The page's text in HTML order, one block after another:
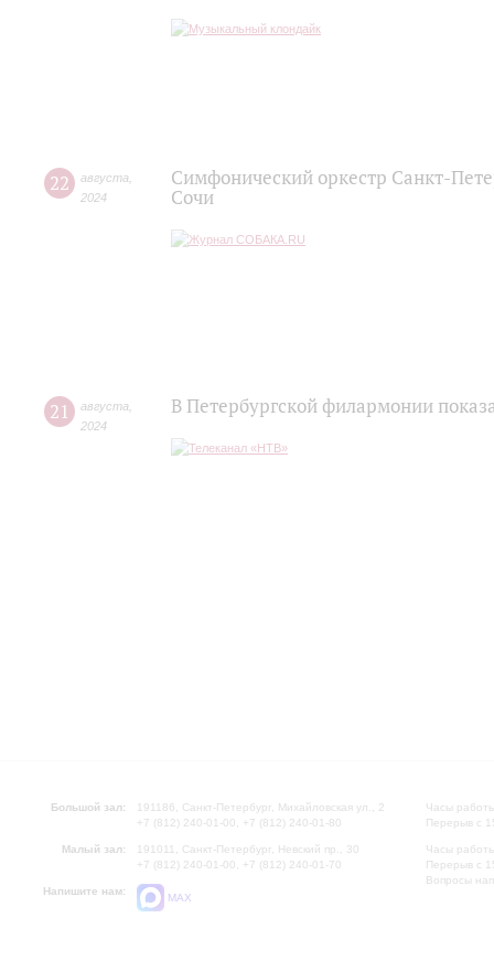
22 августа
2024
Симфонический оркестр Санкт-
Сочи
21 августа
2024
В Петербургской филармонии
Большой зал:
191186, Санкт-Петербург, Михайловская ул., 2
+7 (812) 240-01-00, +7 (812) 240-01-80
Малый зал:
191011, Санкт-Петербург, Невский пр., 30
+7 (812) 240-01-00, +7 (812) 240-01-70
Напишите нам:
MAX
Часы
Перерыв с
Часы
Перерыв с
Вопросы